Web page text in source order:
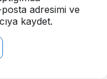
posta adresimi ve
kaydet.